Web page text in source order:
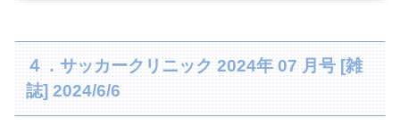
４．サッカークリニック 2024年 07 月号 [雑
誌] 2024/6/6